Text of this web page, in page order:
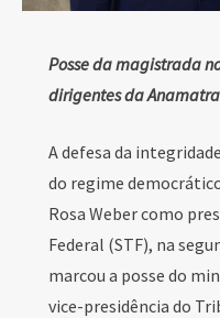
Posse da magistrada
dirigentes da
A defesa da
do regime
Rosa Weber como
Federal (STF), na
marcou a posse do
vice-presidência do